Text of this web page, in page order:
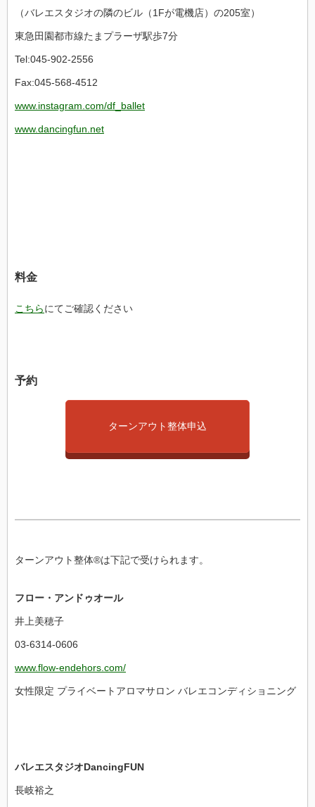
（バレエスタジオの隣のビル（1Fが電機店）の205室）
東急田園都市線たまプラーザ駅歩7分
Tel:045-902-2556
Fax:045-568-4512
www.instagram.com/df_ballet
www.dancingfun.net
料金
こちらにてご確認ください
予約
ターンアウト整体申込
ターンアウト整体®は下記で受けられます。
フロー・アンドゥオール
井上美穂子
03-6314-0606
www.flow-endehors.com/
女性限定 プライベートアロマサロン バレエコンディショニング
バレエスタジオDancingFUN
長岐裕之